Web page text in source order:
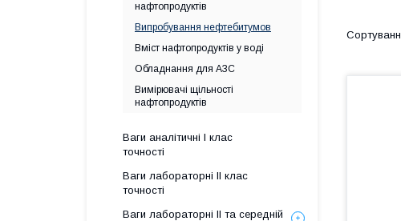
нафтопродуктів
Випробування нефтебитумов
Вміст нафтопродуктів у воді
Обладнання для АЗС
Вимірювачі щільності
нафтопродуктів
Ваги аналітичні І клас
точності
Ваги лабораторні ІІ клас
точності
Ваги лабораторні ІІ та середній